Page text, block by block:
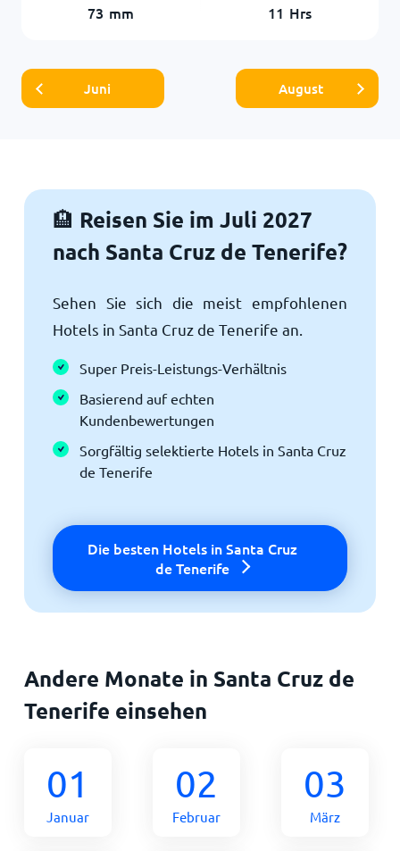
73 mm 11 Hrs
Juni August
🏨 Reisen Sie im Juli 2027
nach Santa Cruz de Tenerife?
Sehen Sie sich die meist empfohlenen
Hotels in Santa Cruz de Tenerife an.
Super Preis-Leistungs-Verhältnis
Basierend auf echten
Kundenbewertungen
Sorgfältig selektierte Hotels in Santa Cruz
de Tenerife
Die besten Hotels in Santa Cruz
de Tenerife
Andere Monate in Santa Cruz de
Tenerife einsehen
01
Januar
02
Februar
03
März